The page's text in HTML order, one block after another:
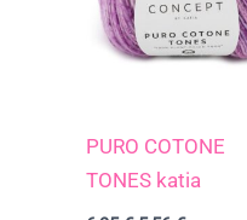
PURO COTONE
TONES katia